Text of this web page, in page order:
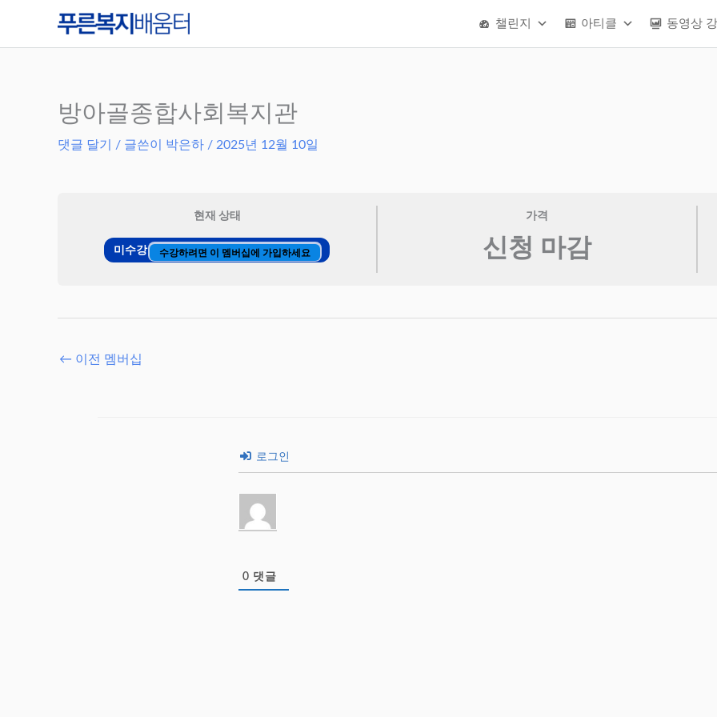
챌린지 아티클 동영상
방아골종합사회복지관
댓글 달기 / 글쓴이 박은하 / 2025년 12월 10일
현재 상태
미수강 수강하려면 이 멤버십에 가입하세요
가격
신청 마감
← 이전 멤버십
로그인
0 댓글